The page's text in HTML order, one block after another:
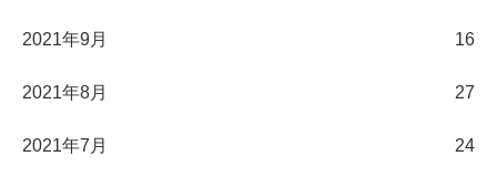
2021年9月 16
2021年8月 27
2021年7月 24